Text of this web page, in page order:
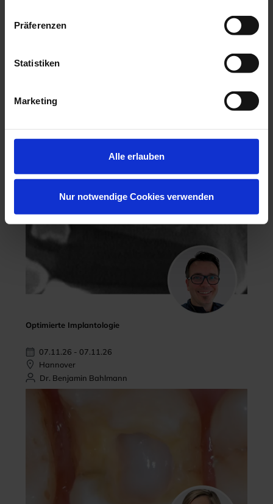
Präferenzen
Statistiken
Marketing
Alle erlauben
Nur notwendige Cookies verwenden
06.11.26 - 07.11.26
Dr. Hanni Lohmar
Optimierte Implantologie
07.11.26 - 07.11.26
Hannover
Dr. Benjamin Bahlmann